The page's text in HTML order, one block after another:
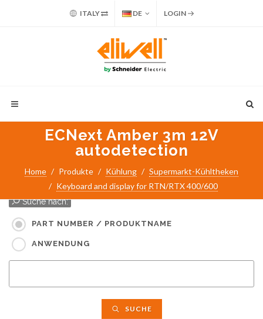
ITALY DE LOGIN
ECNext Amber 3m 12V
autodetection
Home Produkte Kühlung
Supermarkt-Kühltheken
Keyboard and display for RTN/RTX 400/600
Suche nach:
PART NUMBER / PRODUKTNAME
ANWENDUNG
SUCHE